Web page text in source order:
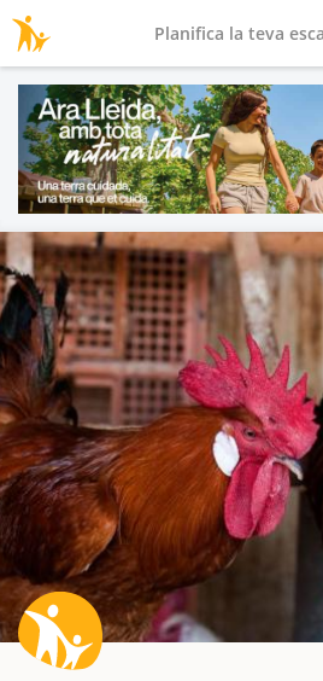
Planifica la teva